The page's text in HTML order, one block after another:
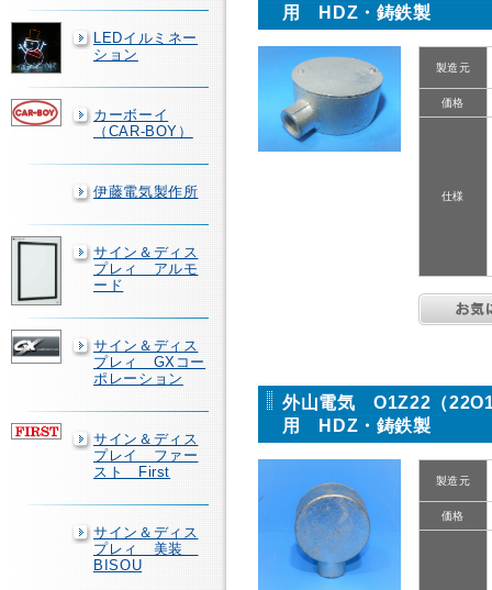
LEDイルミネー
ション
カーボーイ
（CAR-BOY）
伊藤電気製作所
サイン＆ディス
プレィ アルモ
ード
サイン＆ディス
プレィ GXコー
ポレーション
サイン＆ディス
プレイ ファー
スト First
サイン＆ディス
プレィ 美装
BISOU
用 HDZ・鋳鉄製
製造元
価格
仕様
外山電気 O1Z22（
用 HDZ・鋳鉄製
製造元
価格